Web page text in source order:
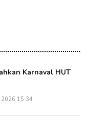
Karnaval HUT
15:34